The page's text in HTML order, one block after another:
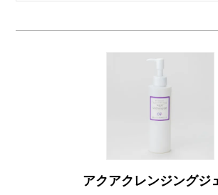
アクアクレンジングジ